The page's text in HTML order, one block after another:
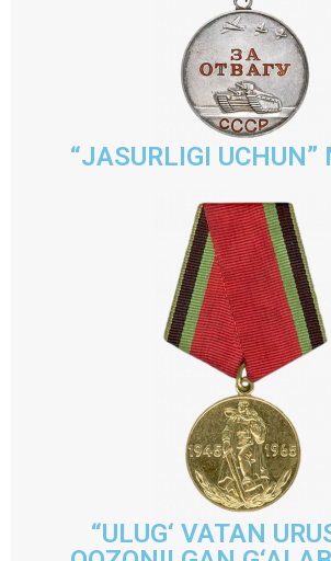
“JASURLIGI UCHUN”
“ULUG‘ VATAN